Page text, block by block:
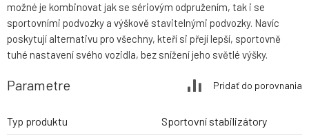
možné je kombinovat jak se sériovým odpružením, tak i se
sportovními podvozky a výškově stavitelnými podvozky. Navíc
poskytují alternativu pro všechny, kteří si přejí lepší, sportovně
tuhé nastavení svého vozidla, bez snížení jeho světlé výšky.
Parametre Pridať do porovnania
Typ produktu
Sportovní stabilizátory